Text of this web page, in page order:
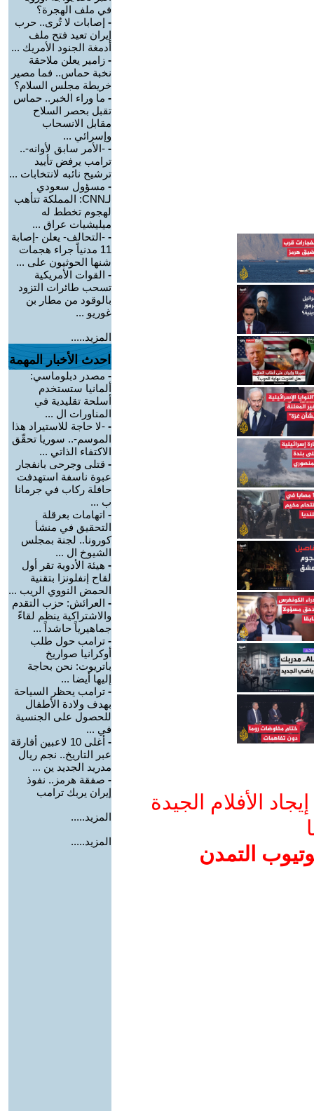
الأفلام الجيدة
التمدن
في ملف الهجرة؟
- إصابات لا تُرى.. حرب
إيران تعيد فتح ملف
أدمغة الجنود الأمريك ...
- زامير يعلن ملاحقة
نخبة حماس.. فما مصير
خريطة مجلس السلام؟
- ما وراء الخبر.. حماس
تقبل بحصر السلاح
مقابل الانسحاب
وإسرائي ...
- -الأمر سابق لأوانه-..
ترامب يرفض تأييد
ترشيح نائبه لانتخابات ...
- مسؤول سعودي
لـCNN: المملكة تتأهب
لهجوم تخطط له
ميليشيات عراق ...
- -التحالف- يعلن -إصابة
11 مدنياً جراء هجمات
شنها الحوثيون على ...
- القوات الأمريكية
تسحب طائرات التزود
بالوقود من مطار بن
غوريو ...
المزيد.....
احدث الأخبار المهمة
- مصدر دبلوماسي:
ألمانيا ستستخدم
أسلحة تقليدية في
المناورات ال ...
- -لا حاجة للاستيراد هذا
الموسم-.. سوريا تحقّق
الاكتفاء الذاتي ...
- قتلى وجرحى بانفجار
عبوة ناسفة استهدفت
حافلة ركاب في جرمانا
ب ...
- اتهامات بعرقلة
التحقيق في منشأ
كورونا.. لجنة بمجلس
الشيوخ ال ...
- هيئة الأدوية تقر أول
لقاح إنفلونزا بتقنية
الحمض النووي الريب ...
- العرائش: حزب التقدم
والاشتراكية ينظم لقاءً
جماهيرياً حاشداً ...
- ترامب حول طلب
أوكرانيا صواريخ
باتريوت: نحن بحاجة
إليها أيضا ...
- ترامب يحظر السياحة
بهدف ولادة الأطفال
للحصول على الجنسية
في ...
-
أغلى 10 لاعبين أفارقة
عبر التاريخ.. نجم ريال
مدريد الجديد ين ...
- صفقة هرمز.. نفوذ
إيران يربك ترامب
المزيد.....
المزيد.....